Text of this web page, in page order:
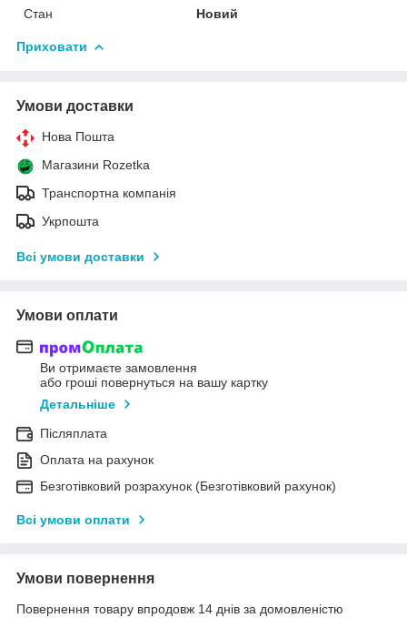
Стан
Новий
Приховати
Умови доставки
Нова Пошта
Магазини Rozetka
Транспортна компанія
Укрпошта
Всі умови доставки
Умови оплати
Ви отримаєте замовлення
або гроші повернуться на вашу картку
Детальніше
Післяплата
Оплата на рахунок
Безготівковий розрахунок (Безготівковий рахунок)
Всі умови оплати
Умови повернення
Повернення товару впродовж 14 днів за домовленістю